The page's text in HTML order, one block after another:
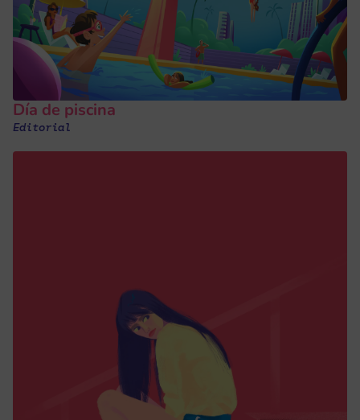
Día de piscina
Editorial